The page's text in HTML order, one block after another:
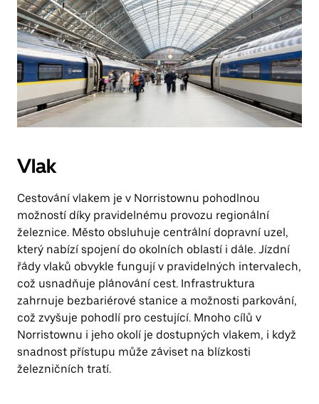
Vlak
Cestování vlakem je v Norristownu pohodlnou
možností díky pravidelnému provozu regionální
železnice. Město obsluhuje centrální dopravní uzel,
který nabízí spojení do okolních oblastí i dále. Jízdní
řády vlaků obvykle fungují v pravidelných intervalech,
což usnadňuje plánování cest. Infrastruktura
zahrnuje bezbariérové stanice a možnosti parkování,
což zvyšuje pohodlí pro cestující. Mnoho cílů v
Norristownu i jeho okolí je dostupných vlakem, i když
snadnost přístupu může záviset na blízkosti
železničních tratí.